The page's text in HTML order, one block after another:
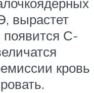
вырастет
появится С-
кровь